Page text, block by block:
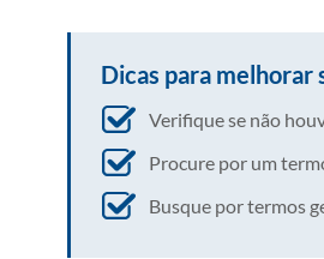
Dicas para melhorar
Verifique se não
Procure por um
Busque por termos